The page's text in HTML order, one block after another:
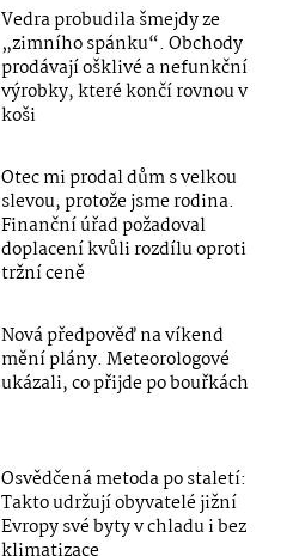
Vedra probudila šmejdy ze
„zimního spánku“. Obchody
prodávají ošklivé a nefunkční
výrobky, které končí rovnou v
koši
Otec mi prodal dům s velkou
slevou, protože jsme rodina.
Finanční úřad požadoval
doplacení kvůli rozdílu oproti
tržní ceně
Nová předpověď na víkend
mění plány. Meteorologové
ukázali, co přijde po bouřkách
Osvědčená metoda po staletí:
Takto udržují obyvatelé jižní
Evropy své byty v chladu i bez